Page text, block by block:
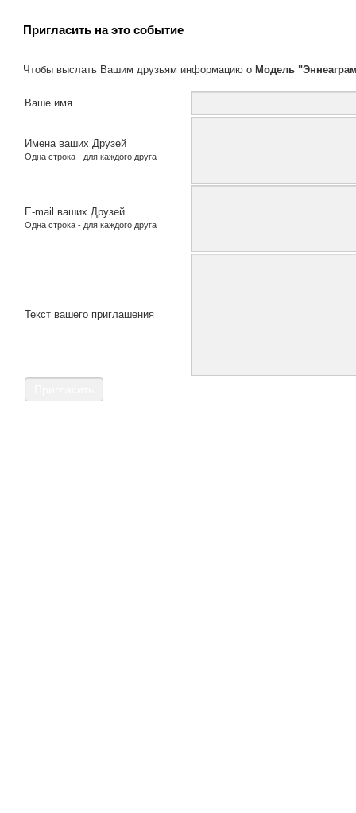
Пригласить на это событие
Чтобы выслать Вашим друзьям информацию о Модель
Ваше имя
Имена ваших Друзей
Одна строка - для каждого друга
E-mail ваших Друзей
Одна строка - для каждого друга
Текст вашего приглашения